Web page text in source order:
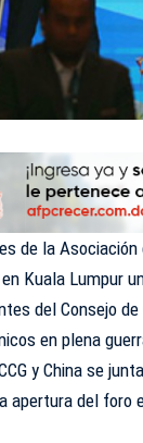
de la
Kuala Lumpur
del Consejo
en plena
y China se
apertura del